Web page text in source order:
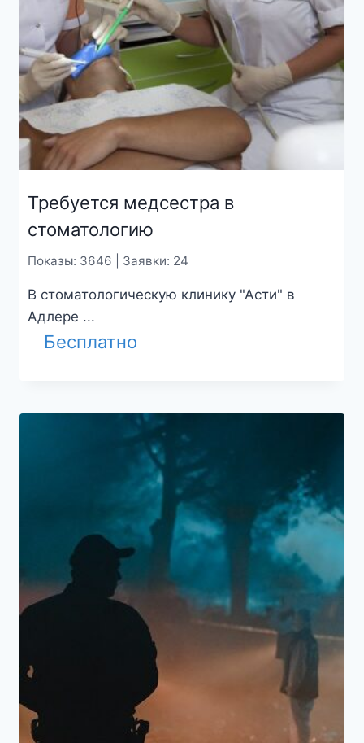
Требуется медсестра в
стоматологию
Показы: 3646 | Заявки: 24
В стоматологическую клинику "Асти" в
Адлере ...
Бесплатно